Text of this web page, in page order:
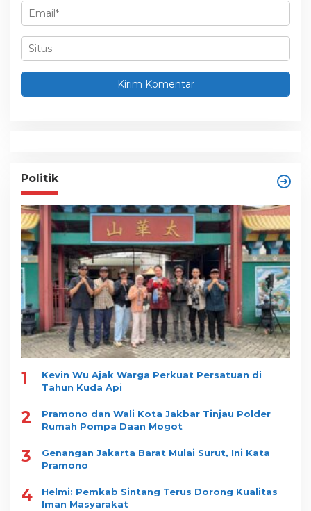
Politik
1
Kevin Wu Ajak Warga Perkuat Persatuan di
Tahun Kuda Api
2
Pramono dan Wali Kota Jakbar Tinjau Polder
Rumah Pompa Daan Mogot
3
Genangan Jakarta Barat Mulai Surut, Ini Kata
Pramono
4
Helmi: Pemkab Sintang Terus Dorong Kualitas
Iman Masyarakat